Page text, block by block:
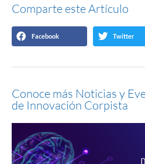
Comparte este Artículo
Facebook Twitter
Conoce más Noticias y
de Innovación Corpista